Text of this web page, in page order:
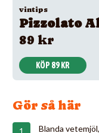
vintips
Pizzolato
89 kr
KÖP 89 KR
Gör så här
Blanda